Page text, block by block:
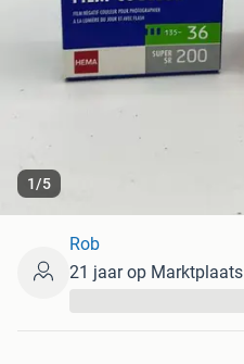
1/5
Rob
21 jaar op Marktplaats